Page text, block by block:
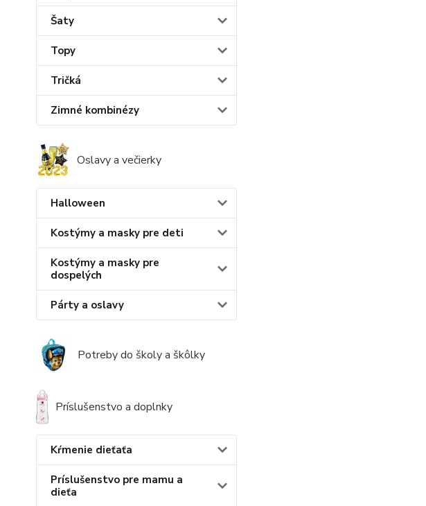
Šaty
Topy
Tričká
Zimné kombinézy
Oslavy a večierky
Halloween
Kostýmy a masky pre deti
Kostýmy a masky pre
dospelých
Párty a oslavy
Potreby do školy a škôlky
Príslušenstvo a doplnky
Kŕmenie dieťaťa
Príslušenstvo pre mamu a
dieťa